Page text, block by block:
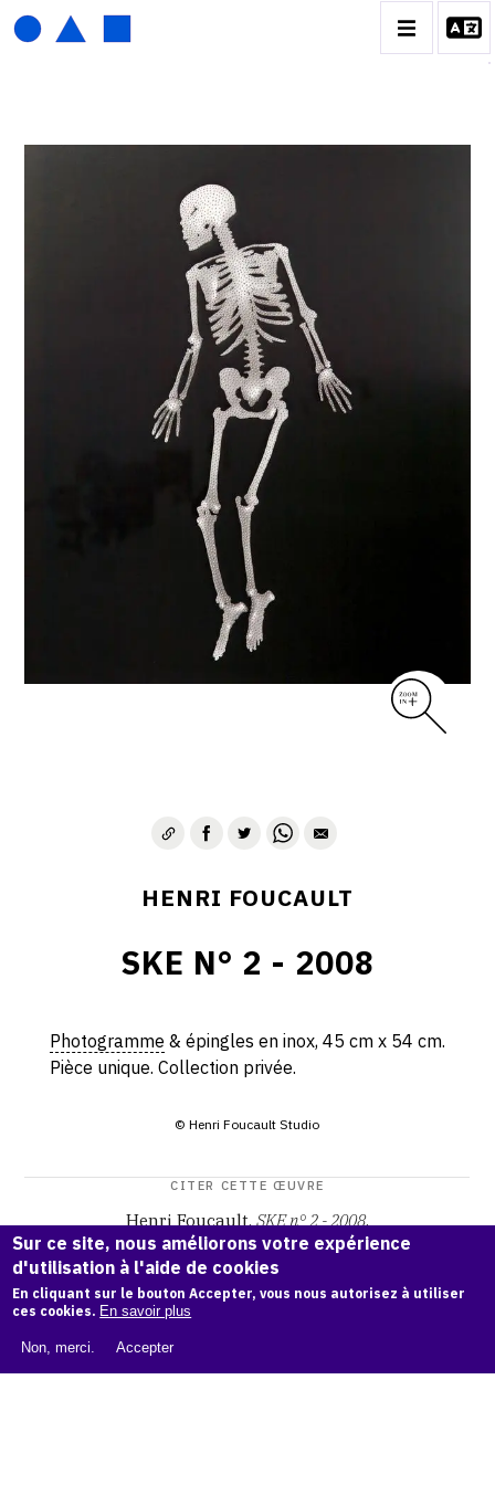
HENRI FOUCAULT
BIOGRAPHIE
CATALOGUE DES OEUVRES
01_SCULPTURE
02_PHOTOGRAPHIQUE
03_COLLAGES
04_DESSINS
05_MONOTYPE
06_ARCHIVES
CONTACT
HENRI FOUCAULT
SKE N° 2 - 2008
Photogramme & épingles en inox, 45 cm x 54 cm.
Pièce unique. Collection privée.
© Henri Foucault Studio
CITER CETTE ŒUVRE
Henri Foucault, SKE n° 2 - 2008.
Catalogue raisonné Henri Foucault, OAM.ark:38997/o19m
6k
COPIER LA CITATION
Sur ce site, nous améliorons votre expérience
d'utilisation à l'aide de cookies
En cliquant sur le bouton Accepter, vous nous autorisez à utiliser
ces cookies. En savoir plus
Non, merci. Accepter